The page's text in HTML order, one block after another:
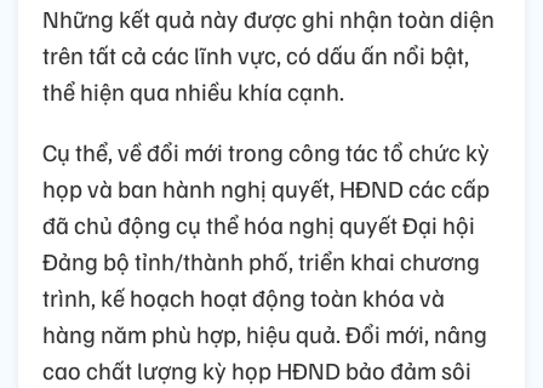
Những kết quả này được ghi nhận toàn diện
trên tất cả các lĩnh vực, có dấu ấn nổi bật,
thể hiện qua nhiều khía cạnh.
Cụ thể, về đổi mới trong công tác tổ chức kỳ
họp và ban hành nghị quyết, HĐND các cấp
đã chủ động cụ thể hóa nghị quyết Đại hội
Đảng bộ tỉnh/thành phố, triển khai chương
trình, kế hoạch hoạt động toàn khóa và
hàng năm phù hợp, hiệu quả. Đổi mới, nâng
cao chất lượng kỳ họp HĐND bảo đảm sôi